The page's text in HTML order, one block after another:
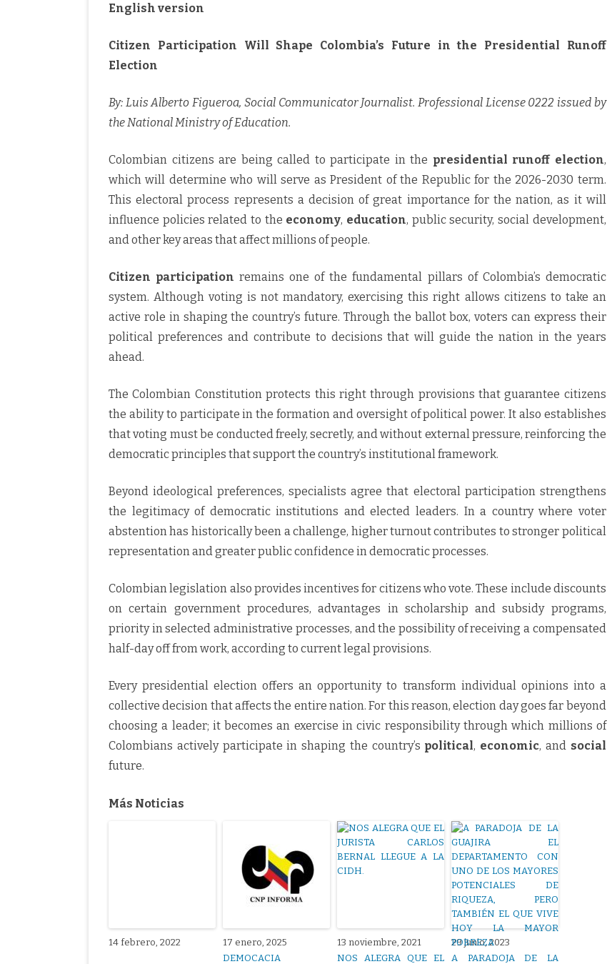
English version
Citizen Participation Will Shape Colombia’s Future in the Presidential Runoff
Election
By: Luis Alberto Figueroa, Social Communicator Journalist. Professional License 0222 issued by
the National Ministry of Education.
Colombian citizens are being called to participate in the presidential runoff election,
which will determine who will serve as President of the Republic for the 2026-2030 term.
This electoral process represents a decision of great importance for the nation, as it will
influence policies related to the economy, education, public security, social development,
and other key areas that affect millions of people.
Citizen participation remains one of the fundamental pillars of Colombia’s democratic
system. Although voting is not mandatory, exercising this right allows citizens to take an
active role in shaping the country’s future. Through the ballot box, voters can express their
political preferences and contribute to decisions that will guide the nation in the years
ahead.
The Colombian Constitution protects this right through provisions that guarantee citizens
the ability to participate in the formation and oversight of political power. It also establishes
that voting must be conducted freely, secretly, and without external pressure, reinforcing the
democratic principles that support the country’s institutional framework.
Beyond ideological preferences, specialists agree that electoral participation strengthens
the legitimacy of democratic institutions and elected leaders. In a country where voter
abstention has historically been a challenge, higher turnout contributes to stronger political
representation and greater public confidence in democratic processes.
Colombian legislation also provides incentives for citizens who vote. These include discounts
on certain government procedures, advantages in scholarship and subsidy programs,
priority in selected administrative processes, and the possibility of receiving a compensated
half-day off from work, according to current legal provisions.
Every presidential election offers an opportunity to transform individual opinions into a
collective decision that affects the entire nation. For this reason, election day goes far beyond
choosing a leader; it becomes an exercise in civic responsibility through which millions of
Colombians actively participate in shaping the country’s political, economic, and social
future.
Más Noticias
14 febrero, 2022
17 enero, 2025
DEMOCACIA
13 noviembre, 2021
NOS ALEGRA QUE EL
29 junio, 2023
A PARADOJA DE LA